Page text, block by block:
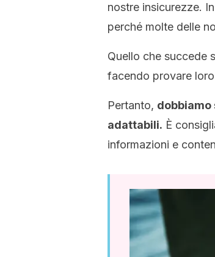
nostre insicurezze.
perché molte delle
Quello che succede
facendo provare
Pertanto, dobbiamo
adattabili. È
informazioni e